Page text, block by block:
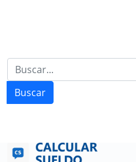
Buscar